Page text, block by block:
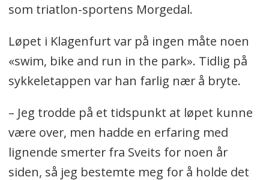
som triatlon-sportens Morgedal.
Løpet i Klagenfurt var på ingen måte noen
«swim, bike and run in the park». Tidlig på
sykkeletappen var han farlig nær å bryte.
– Jeg trodde på et tidspunkt at løpet kunne
være over, men hadde en erfaring med
lignende smerter fra Sveits for noen år
siden, så jeg bestemte meg for å holde det